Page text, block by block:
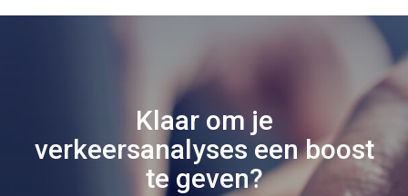
Klaar om je
verkeersanalyses een boost
te geven?